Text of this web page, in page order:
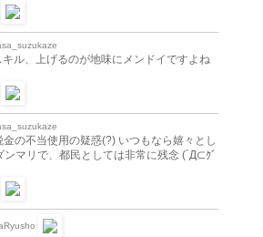
キル、上げるのが地味にメンドイですよね
金の不当使用の疑惑(?) いつもなら嬉々とし
ンマリで、都民としては非常に残念 (´Д⊂ｸﾞ